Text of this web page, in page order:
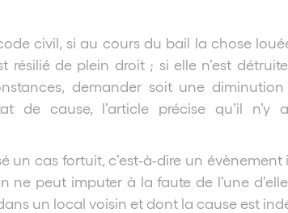
civil, si au cours du bail la chose
de plein droit ; si elle n’est
demander soit une
de cause, l’article précise qu’il
un cas fortuit, c’est-à-dire un
ne peut imputer à la faute de l’une
un local voisin et dont la cause est